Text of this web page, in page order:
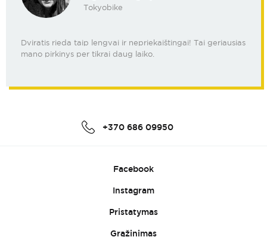
Tokyobike
Dviratis rieda taip lengvai ir nepriekaištingai! Tai geriausias
mano pirkinys per tikrai daug laiko.
+370 686 09950
Facebook
Instagram
Pristatymas
Grąžinimas